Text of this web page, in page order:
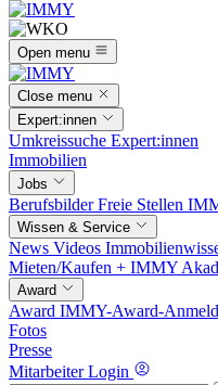
Open menu
Close menu
Expert:innen
Umkreissuche Expert:innen
Immobilien
Jobs
BerufsbilderFreie Stellen
Wissen & Service
News Videos
Mieten/Kaufen + IMMY
Award
Award IMMY-Award-
Fotos
Presse
Mitarbeiter Login